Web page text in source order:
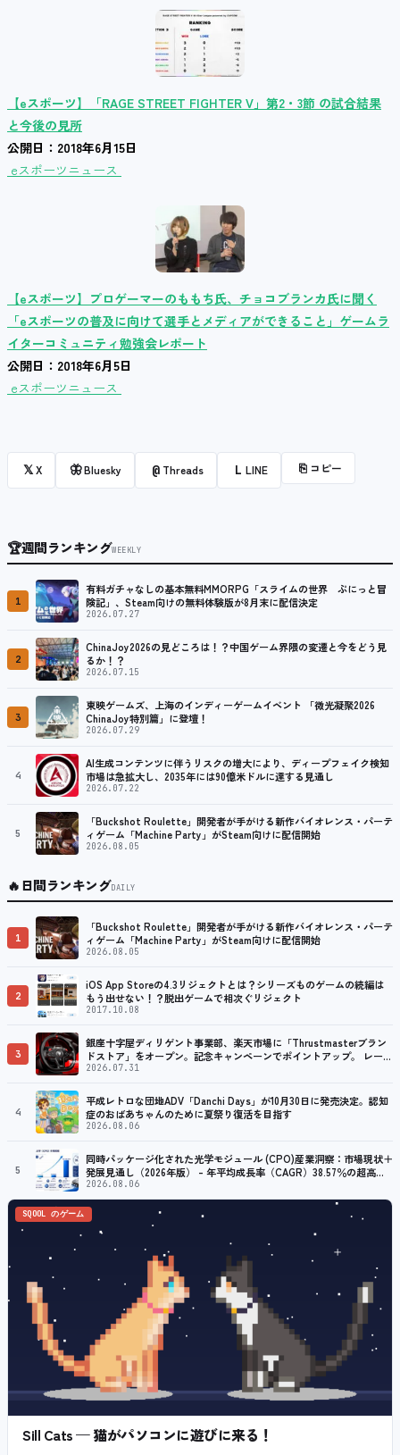
【eスポーツ】「RAGE STREET FIGHTER V」第2・3節 の試合結果
と今後の見所
公開日：2018年6月15日
eスポーツニュース
【eスポーツ】プロゲーマーのももち氏、チョコブランカ氏に聞く
「eスポーツの普及に向けて選手とメディアができること」ゲームラ
イターコミュニティ勉強会レポート
公開日：2018年6月5日
eスポーツニュース
𝕏X 🦋Bluesky @ Threads L LINE ⎘ コピー
🏆週間ランキングWEEKLY
1
有料ガチャなしの基本無料MMORPG「スライムの世界 ぷにっと冒
険記」、Steam向けの無料体験版が8月末に配信決定
2026.07.27
2
ChinaJoy2026の見どころは！？中国ゲーム界隈の変遷と今をどう見
るか！？
2026.07.15
3
東映ゲームズ、上海のインディーゲームイベント 「微光凝聚2026
ChinaJoy特別篇」に登壇！
2026.07.29
4
AI生成コンテンツに伴うリスクの増大により、ディープフェイク検知
市場は急拡大し、2035年には90億米ドルに達する見通し
2026.07.22
5
「Buckshot Roulette」開発者が手がける新作バイオレンス・パーテ
ィゲーム「Machine Party」がSteam向けに配信開始
2026.08.05
🔥日間ランキングDAILY
1
「Buckshot Roulette」開発者が手がける新作バイオレンス・パーテ
ィゲーム「Machine Party」がSteam向けに配信開始
2026.08.05
2
iOS App Storeの4.3リジェクトとは？シリーズものゲームの続編は
もう出せない！？脱出ゲームで相次ぐリジェクト
2017.10.08
3
銀座十字屋ディリゲント事業部、楽天市場に「Thrustmasterブラン
ドストア」をオープン。記念キャンペーンでポイントアップ。 レーシ
ング／フライトシム向けコントローラーを中心に、幅広くラインナッ
2026.07.31
4
平成レトロな団地ADV「Danchi Days」が10月30日に発売決定。認知
症のおばあちゃんのために夏祭り復活を目指す
2026.08.06
5
同時パッケージ化された光学モジュール (CPO)産業洞察：市場現状＋
発展見通し（2026年版） – 年平均成長率（CAGR）38.57％の超高速
成長
2026.08.06
SQOOL のゲーム
Sill Cats — 猫がパソコンに遊びに来る！